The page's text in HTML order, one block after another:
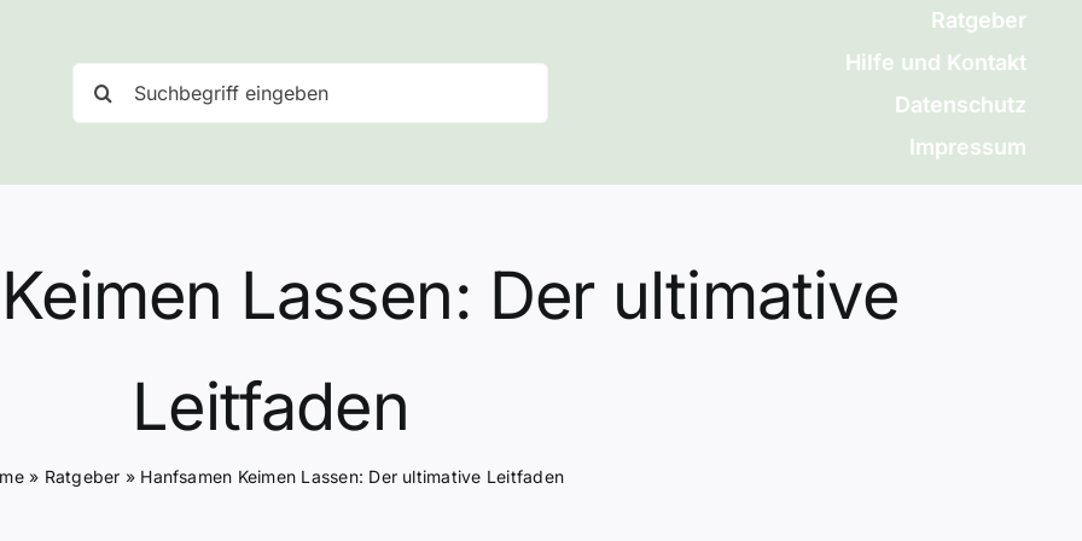
nach:
Ratgeber
Hilfe und Kontakt
Datenschutz
Impressum
Lassen: Der ultimative
Leitfaden
» Ratgeber » Hanfsamen Keimen Lassen: Der ultimative Leitfaden